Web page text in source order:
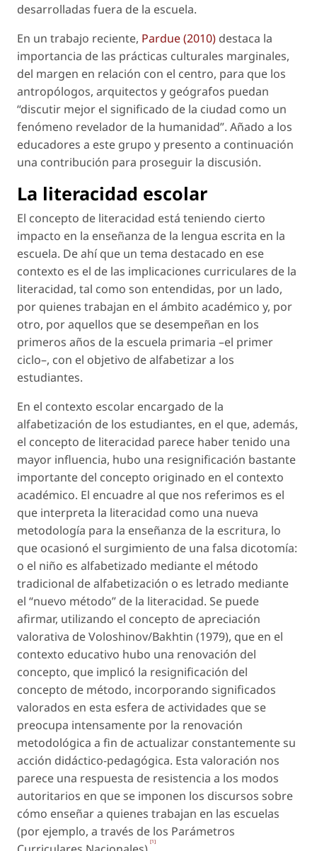
desarrolladas fuera de la escuela.
En un trabajo reciente, Pardue (2010) destaca la
importancia de las prácticas culturales marginales,
del margen en relación con el centro, para que los
antropólogos, arquitectos y geógrafos puedan
“discutir mejor el significado de la ciudad como un
fenómeno revelador de la humanidad”. Añado a los
educadores a este grupo y presento a continuación
una contribución para proseguir la discusión.
La literacidad escolar
El concepto de literacidad está teniendo cierto
impacto en la enseñanza de la lengua escrita en la
escuela. De ahí que un tema destacado en ese
contexto es el de las implicaciones curriculares de la
literacidad, tal como son entendidas, por un lado,
por quienes trabajan en el ámbito académico y, por
otro, por aquellos que se desempeñan en los
primeros años de la escuela primaria –el primer
ciclo–, con el objetivo de alfabetizar a los
estudiantes.
En el contexto escolar encargado de la
alfabetización de los estudiantes, en el que, además,
el concepto de literacidad parece haber tenido una
mayor influencia, hubo una resignificación bastante
importante del concepto originado en el contexto
académico. El encuadre al que nos referimos es el
que interpreta la literacidad como una nueva
metodología para la enseñanza de la escritura, lo
que ocasionó el surgimiento de una falsa dicotomía:
o el niño es alfabetizado mediante el método
tradicional de alfabetización o es letrado mediante
el “nuevo método” de la literacidad. Se puede
afirmar, utilizando el concepto de apreciación
valorativa de Voloshinov/Bakhtin (1979), que en el
contexto educativo hubo una renovación del
concepto, que implicó la resignificación del
concepto de método, incorporando significados
valorados en esta esfera de actividades que se
preocupa intensamente por la renovación
metodológica a fin de actualizar constantemente su
acción didáctico-pedagógica. Esta valoración nos
parece una respuesta de resistencia a los modos
autoritarios en que se imponen los discursos sobre
cómo enseñar a quienes trabajan en las escuelas
(por ejemplo, a través de los Parámetros
[1]